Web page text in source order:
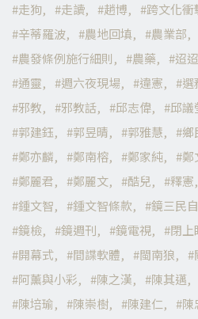
走狗
走讀 趙博 跨文化衝
辛蒂羅波
農地回填 農業部
農發條例施行細則
農藥 迢
通靈
週六夜現場 違憲 選
邪教
邪教話 邱志偉 邱議
郭建鈺
郭昱晴 郭雅慧 鄉
鄭亦麟
鄭南榕 鄭家純 鄭
鄭麗君
鄭麗文 酷兒 釋憲
鍾文智
鍾文智條款 鏡三民自
鏡檢
鏡週刊 鏡電視 閉上
開幕式
間諜軟體 閩南狼
阿薰與小彩
陳之漢 陳其邁
陳培瑜
陳崇樹 陳建仁 陳